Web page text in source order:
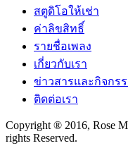
สตูดิโอให้เช่า
ค่าลิขสิทธิ์
รายชื่อเพลง
เกี่ยวกับเรา
ข่าวสารและกิจกร
ติดต่อเรา
Copyright ® 2016, Rose
rights Reserved.